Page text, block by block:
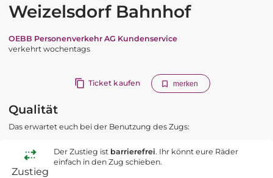
Weizelsdorf Bahnhof
OEBB Personenverkehr AG Kundenservice
verkehrt wochentags
Ticket kaufen merken
Qualität
Das erwartet euch bei der Benutzung des Zugs:
Zustieg
Der Zustieg ist barrierefrei. Ihr könnt eure Räder
einfach in den Zug schieben.